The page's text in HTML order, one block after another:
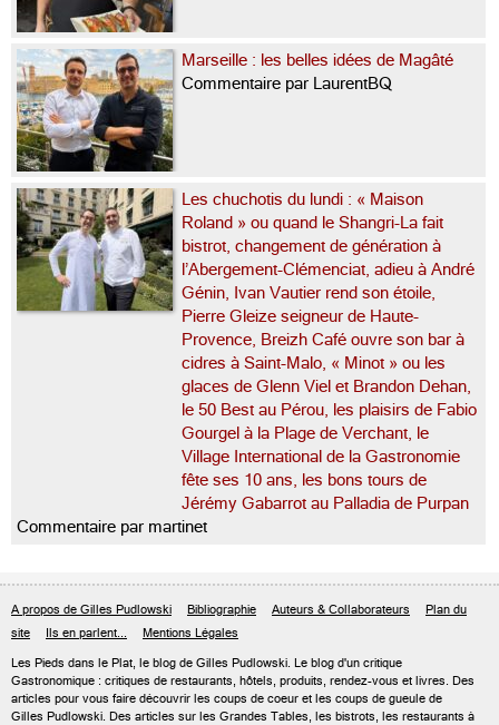
Marseille : les belles idées de Magâté
Commentaire par LaurentBQ
Les chuchotis du lundi : « Maison
Roland » ou quand le Shangri-La fait
bistrot, changement de génération à
l’Abergement-Clémenciat, adieu à André
Génin, Ivan Vautier rend son étoile,
Pierre Gleize seigneur de Haute-
Provence, Breizh Café ouvre son bar à
cidres à Saint-Malo, « Minot » ou les
glaces de Glenn Viel et Brandon Dehan,
le 50 Best au Pérou, les plaisirs de Fabio
Gourgel à la Plage de Verchant, le
Village International de la Gastronomie
fête ses 10 ans, les bons tours de
Jérémy Gabarrot au Palladia de Purpan
Commentaire par martinet
A propos de Gilles Pudlowski Bibliographie Auteurs & Collaborateurs
Plan du
site
Ils en parlent... Mentions Légales
Les Pieds dans le Plat, le blog de Gilles Pudlowski. Le blog d'un critique
Gastronomique : critiques de restaurants, hôtels, produits, rendez-vous et livres. Des
articles pour vous faire découvrir les coups de coeur et les coups de gueule de
Gilles Pudlowski. Des articles sur les Grandes Tables, les bistrots, les restaurants à